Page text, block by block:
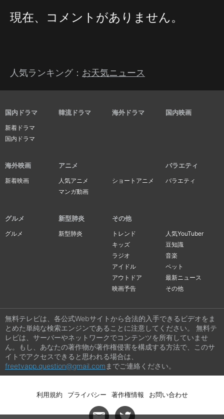
現在、コメントがありません。
人気ランキング： お天気ニュース
国内ドラマ
新着ドラマ
国内ドラマ
韓流ドラマ 海外ドラマ 国内映画
海外映画
新着映画
アニメ
人気アニメ
ショートアニメ
マンガ動画
バラエティ
バラエティ
グルメ
グルメ
新型肺炎
新型肺炎
その他
トレンド
人気YouTuber
キッズ
豆知識
ラジオ
音楽
アイドル
ペット
アウトドア
最新ニュース
映画予告
その他
無料テレビは、各公式Webサイトから合法的入手できるビデオをま
とめた単純な検索エンジンであることに注意してください。 無料テ
レビは、サーバーやネットワークでコンテンツを所有していませ
ん。もし、あなたの著作物が著作権侵害を構成する方法で、このサ
イトでアクセスできると思われる場合は、
freetvapp.question@gmail.com までご連絡ください。
利用規約 プライバシー 著作権情報 お問い合わせ